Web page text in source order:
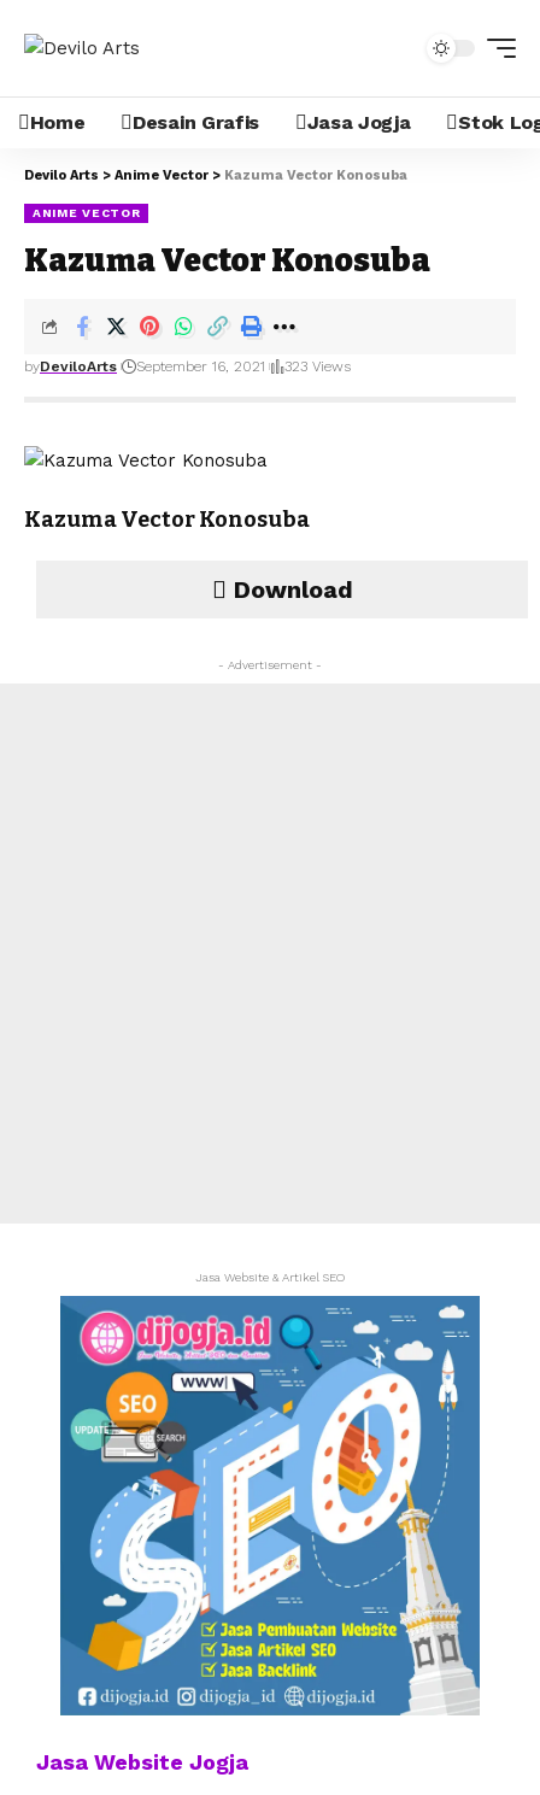
Home Desain Grafis Jasa Jogja Stok
Devilo Arts > Anime Vector > Kazuma Vector Konosuba
ANIME VECTOR
Kazuma Vector Konosuba
byDeviloArts September 16, 2021 323 Views
Kazuma Vector Konosuba
Download
- Advertisement -
Jasa Website & Artikel SEO
Jasa Website Jogja